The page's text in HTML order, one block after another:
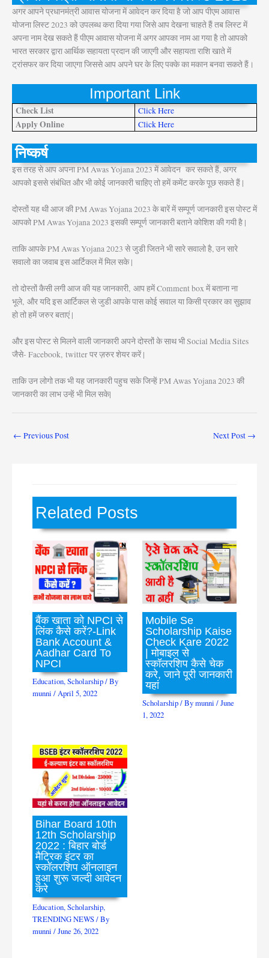
अगर आपने प्रधानमंत्री आवास योजना में आवेदन कर दिया है जो आप पीएम आवास
योजना लिस्ट 2023 को उपलब्ध करा दिया गया जिसे आप देखना चाहते हैं तब लिस्ट में
अपना नाम देख सकते हैं पीएम आवास योजना में अगर आपका नाम आ गया है तो आपको
भारत सरकार द्वारा आर्थिक सहायता प्रदान की जाएगी और सहायता राशि खाते में
ट्रांसफर कर दिया जाएगा जिससे आप अपने घर के लिए पक्के का मकान बनवा सकते हैं।
Important Link
Check List Click Here
Apply Online Click Here
निष्कर्ष
इस तरह से आप अपना PM Awas Yojana 2023 में आवेदन कर सकते हैं, अगर
आपको इससे संबंधित और भी कोई जानकारी चाहिए तो हमें कमेंट करके पूछ सकते हैं |
दोस्तों यह थी आज की PM Awas Yojana 2023 के बारें में सम्पूर्ण जानकारी इस पोस्ट में
आपको PM Awas Yojana 2023 इसकी सम्पूर्ण जानकारी बताने कोशिश की गयी है |
ताकि आपके PM Awas Yojana 2023 से जुडी जितने भी सारे सवालो है, उन सारे
सवालो का जवाब इस आर्टिकल में मिल सके |
तो दोस्तों कैसी लगी आज की यह जानकारी, आप हमें Comment box में बताना ना
भूले, और यदि इस आर्टिकल से जुडी आपके पास कोई सवाल या किसी प्रकार का सुझाव
हो तो हमें जरुर बताएं |
और इस पोस्ट से मिलने वाली जानकारी अपने दोस्तों के साथ भी Social Media Sites
जैसे- Facebook, twitter पर ज़रुर शेयर करें |
ताकि उन लोगो तक भी यह जानकारी पहुच सके जिन्हें PM Awas Yojana 2023 की
जानकारी का लाभ उन्हें भी मिल सके|
← Previous Post Next Post →
Related Posts
बैंक खाता को NPCI से
लिंक कैसे करें?-Link
Bank Account &
Aadhar Card To
NPCI
Education,Scholarship/ By
munni/April 5, 2022
Mobile Se
Scholarship Kaise
Check Kare 2022
| मोबाइल से
स्कॉलरशिप कैसे चेक
करे, जाने पूरी जानकारी
यहां
Scholarship/ Bymunni /June
1, 2022
Bihar Board 10th
12th Scholarship
2022 : बिहार बोर्ड
मैट्रिक इंटर का
स्कॉलरशिप ऑनलाइन
हुआ शुरू जल्दी आवेदन
करे
Education,Scholarship,
TRENDING NEWS/ By
munni/June 26, 2022